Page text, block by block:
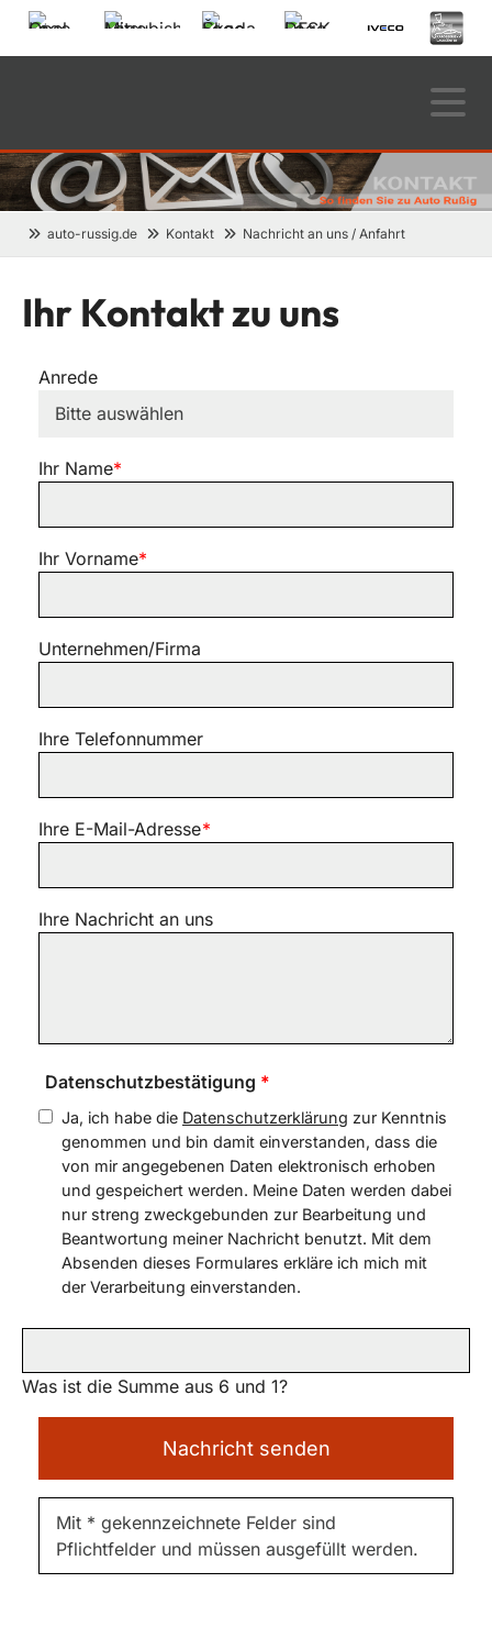
auto-russig.de Kontakt Nachricht an uns / Anfahrt
Ihr Kontakt zu uns
Anrede
Ihr Name*
Ihr Vorname*
Unternehmen/Firma
Ihre Telefonnummer
Ihre E-Mail-Adresse*
Ihre Nachricht an uns
Datenschutzbestätigung *
Ja, ich habe die Datenschutzerklärung zur Kenntnis
genommen und bin damit einverstanden, dass die
von mir angegebenen Daten elektronisch erhoben
und gespeichert werden. Meine Daten werden dabei
nur streng zweckgebunden zur Bearbeitung und
Beantwortung meiner Nachricht benutzt. Mit dem
Absenden dieses Formulares erkläre ich mich mit
der Verarbeitung einverstanden.
Was ist die Summe aus 6 und 1?
Nachricht senden
Mit * gekennzeichnete Felder sind
Pflichtfelder und müssen ausgefüllt werden.